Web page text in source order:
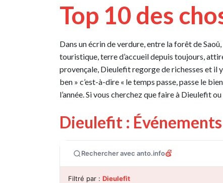
Top 10 des
Dans un écrin de verdure, entre la forêt de
touristique, terre d’accueil depuis toujours,
provençale, Dieulefit regorge de richesses et il
ben » c’est-à-dire « le temps passe, passe le
l’année. Si vous cherchez que faire à Dieulefit
Dieulefit :
Rechercher avec anto.info
Filtré par : Dieulefit